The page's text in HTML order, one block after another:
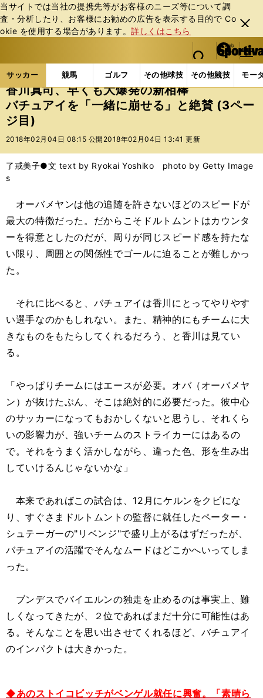
当サイトでは当社の提携先等がお客様のニーズ等について調
査・分析したり、お客様にお勧めの広告を表⽰する⽬的で Co
okie を使⽤する場合があります。詳しくはこちら
閉じ
る
web Sportiva (webスポルティーバ)
検索
マイペ
ー
ジ
メニュ
サッカー 競馬 ゴルフ その他球技 その他競技 モー
ス
ポ
ル
テ
ー
バ
サッカーの記事一覧 海外サッカー 海外サッカー
香川真司、早くも大爆発の新相棒
バチュアイを「一緒に崩せる」と絶賛 (3ペー
ジ目)
2018年02月04日 08:15 公開 2018年02月04日 13:41 更新
了戒美子●文 text by Ryokai Yoshiko photo by Getty Image
s
オーバメヤンは他の追随を許さないほどのスピードが
最大の特徴だった。だからこそドルトムントはカウンタ
ーを得意としたのだが、周りが同じスピード感を持たな
い限り、周囲との関係性でゴールに迫ることが難しかっ
た。
それに比べると、バチュアイは香川にとってやりやす
い選手なのかもしれない。また、精神的にもチームに大
きなものをもたらしてくれるだろう、と香川は見てい
る。
「やっぱりチームにはエースが必要。オバ（オーバメヤ
ン）が抜けたぶん、そこは絶対的に必要だった。彼中心
のサッカーになってもおかしくないと思うし、それくら
いの影響力が、強いチームのストライカーにはあるの
で。それをうまく活かしながら、違った色、形を生み出
していけるんじゃないかな」
本来であればこの試合は、12月にケルンをクビにな
り、すぐさまドルトムントの監督に就任したペーター・
シュテーガーの"リベンジ"で盛り上がるはずだったが、
バチュアイの活躍でそんなムードはどこかへいってしま
った。
ブンデスでバイエルンの独走を止めるのは事実上、難
しくなってきたが、２位であればまだ十分に可能性はあ
る。そんなことを思い出させてくれるほど、バチュアイ
のインパクトは大きかった。
◆あのストイコビッチがベンゲル就任に興奮。「素晴ら